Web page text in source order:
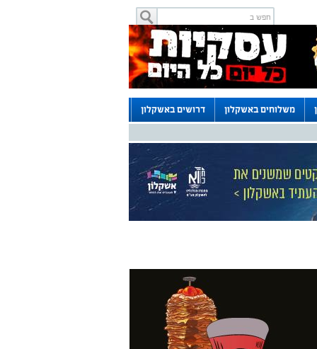
משלוחים באשקלון דרושים באשקלון